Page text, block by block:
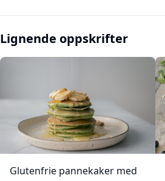
Lignende oppskrifter
Glutenfrie pannekaker med